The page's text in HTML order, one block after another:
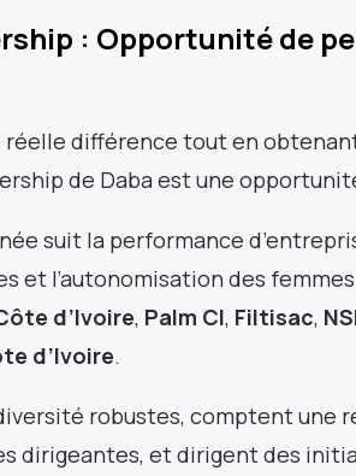
: Opportunité de
différence tout en
de Daba est une
suit la performance
et l’autonomisation des
d’Ivoire, Palm CI, Filtisac,
d’Ivoire.
robustes, comptent une
dirigeantes, et dirigent des
paysage de l’investissement
fois par mois.